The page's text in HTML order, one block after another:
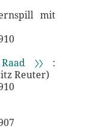
mit
〉〉 :
Reuter)